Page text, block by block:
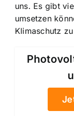
uns. Es gibt
umsetzen
Klimaschutz